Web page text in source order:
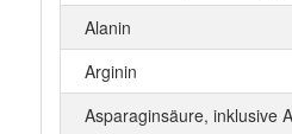
Alanin
Arginin
Asparaginsäure, inklusive